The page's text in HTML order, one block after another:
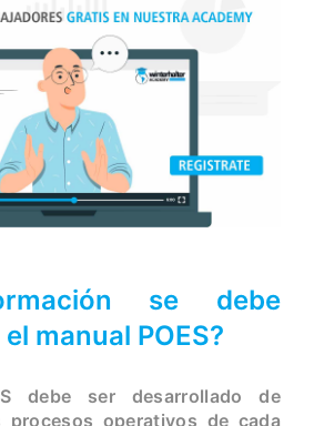
se debe
manual POES?
debe ser desarrollado de
operativos de cada